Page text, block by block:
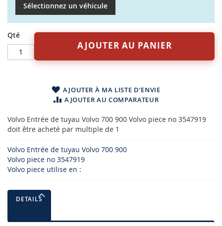
Sélectionnez un véhicule
Qté
AJOUTER AU PANIER
AJOUTER À MA LISTE D’ENVIE
AJOUTER AU COMPARATEUR
Volvo Entrée de tuyau Volvo 700 900 Volvo piece no 3547919
doit être acheté par multiple de 1
Volvo Entrée de tuyau Volvo 700 900
Volvo piece no 3547919
Volvo piece utilise en :
DETAILS